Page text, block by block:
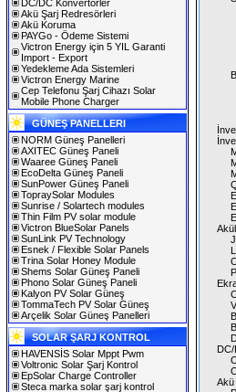
DC/DC Konvertörler
Akü Şarj Redresörleri
Akü Koruma
PAYGo - Ödeme Sistemi
Victron Energy için 5 YIL Garanti
Import - Export
Yedekleme Ada Sistemleri
Victron Energy Marine
Cep Telefonu Şarj Cihazı Solar
Mobile Phone Charger
GÜNEŞ PANELLERI
NORM Güneş Panelleri
AXITEC Güneş Paneli
Waaree Güneş Paneli
EcoDelta Güneş Paneli
SunPower Güneş Paneli
TopraySolar Modules
Sunrise / Solartech modules
Thin Film PV solar module
Victron BlueSolar Panels
SunLink PV Technology
Esnek / Flexible Solar Panels
Trina Solar Honey Module
Shems Solar Güneş Paneli
Phono Solar Güneş Paneli
Kalyon PV Solar Güneş
TommaTech PV Solar Güneş
Arçelik Solar Güneş Panelleri
SOLAR ŞARJ KONTROL
HAVENSİS Solar Mppt Pwm
Voltronic Solar Şarj Kontrol
EpSolar Charge Controller
Steca marka solar şarj kontrol
Akü